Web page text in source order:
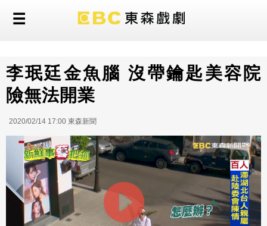
李珉廷金魚腦 沒帶鑰匙美容院
險無法開業
2020/02/14 17:00 東森新聞